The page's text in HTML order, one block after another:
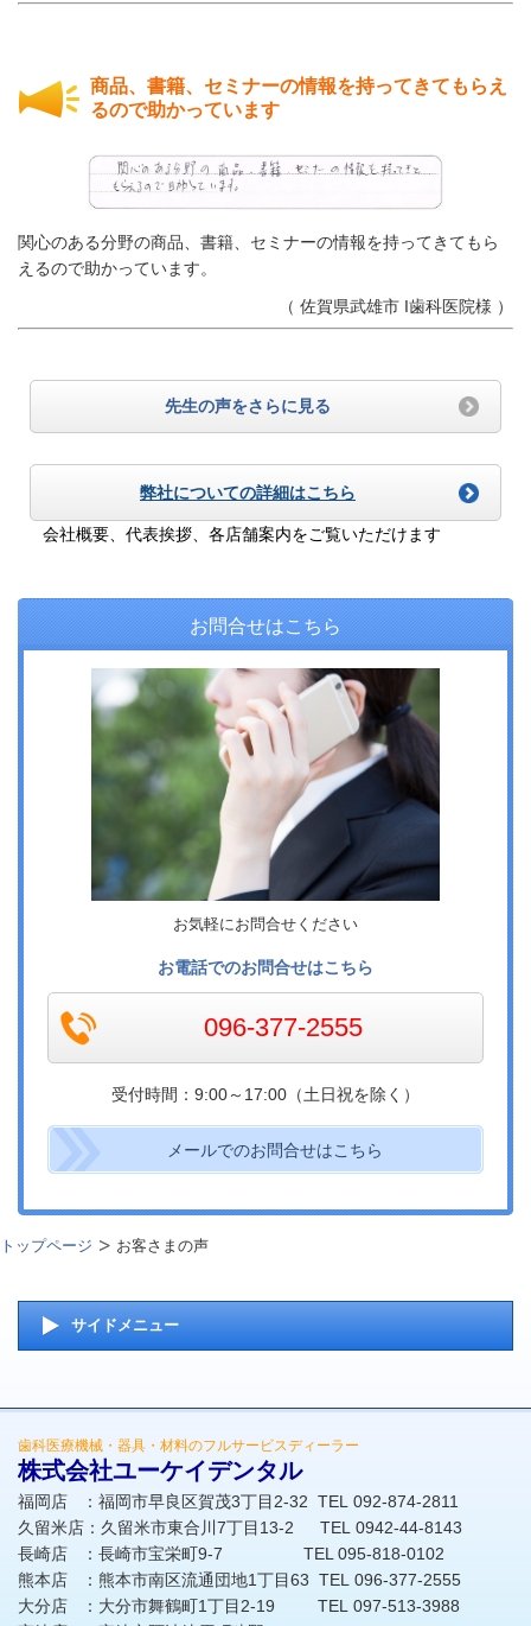
商品、書籍、セミナーの情報を持ってきてもらえ
るので助かっています
関心のある分野の商品、書籍、セミナーの情報を持ってきてもら
えるので助かっています。
（ 佐賀県武雄市 I歯科医院様 ）
先生の声をさらに見る
弊社についての詳細はこちら
会社概要、代表挨拶、各店舗案内をご覧いただけます
お問合せはこちら
お気軽にお問合せください
お電話でのお問合せはこちら
096-377-2555
受付時間：9:00～17:00（土日祝を除く）
メールでのお問合せはこちら
トップページ お客さまの声
サイドメニュー
歯科医療機械・器具・材料のフルサービスディーラー
株式会社ユーケイデンタル
福岡店 ：福岡市早良区賀茂3丁目2-32 TEL 092-874-2811
久留米店：久留米市東合川7丁目13-2 TEL 0942-44-8143
長崎店 ：長崎市宝栄町9-7 TEL 095-818-0102
熊本店 ：熊本市南区流通団地1丁目63 TEL 096-377-2555
大分店 ：大分市舞鶴町1丁目2-19 TEL 097-513-3988